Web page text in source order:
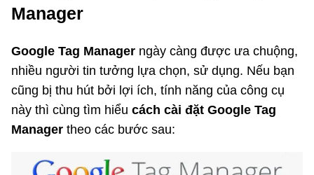
Manager
Google Tag Manager ngày càng được ưa chuộng,
nhiều người tin tưởng lựa chọn, sử dụng. Nếu bạn
cũng bị thu hút bởi lợi ích, tính năng của công cụ
này thì cùng tìm hiểu cách cài đặt Google Tag
Manager theo các bước sau: